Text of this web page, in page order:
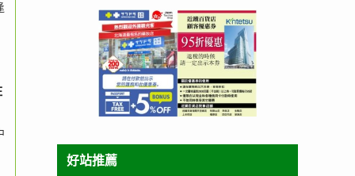
好站推薦